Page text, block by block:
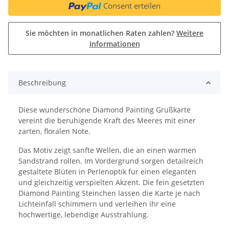
Consent erteilen
Sie möchten in monatlichen Raten zahlen? Weitere
Informationen
Beschreibung
Diese wunderschöne Diamond Painting Grußkarte
vereint die beruhigende Kraft des Meeres mit einer
zarten, floralen Note.
Das Motiv zeigt sanfte Wellen, die an einen warmen
Sandstrand rollen. Im Vordergrund sorgen detailreich
gestaltete Blüten in Perlenoptik für einen eleganten
und gleichzeitig verspielten Akzent. Die fein gesetzten
Diamond Painting Steinchen lassen die Karte je nach
Lichteinfall schimmern und verleihen ihr eine
hochwertige, lebendige Ausstrahlung.